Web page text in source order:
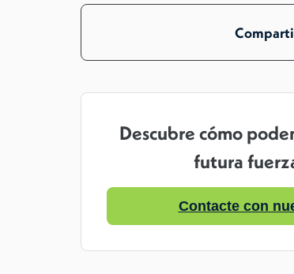
Descubre cómo
futura
Contacte con